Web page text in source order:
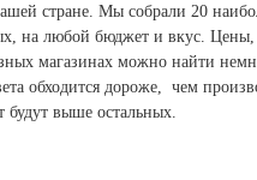
стране. Мы собрали 20
на любой бюджет и вкус. Цены,
магазинах можно найти
обходится дороже, чем
будут выше остальных.